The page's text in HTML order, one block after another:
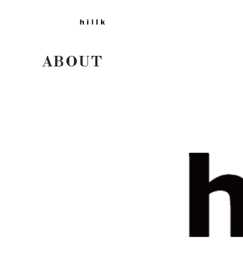
ABOUT